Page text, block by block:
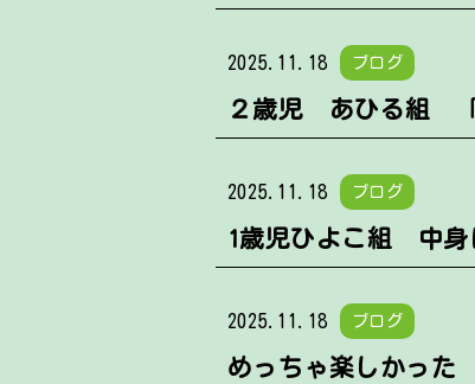
2025.11.18 ブログ
２歳児 あひる組 「
2025.11.18 ブログ
1歳児ひよこ組 中身
2025.11.18 ブログ
めっちゃ楽しかっ